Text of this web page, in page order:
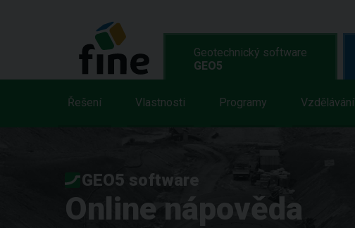
Geotechnický software
GEO5
Řešení Vlastnosti Programy Vzdělávání
GEO5 software
Online nápověda